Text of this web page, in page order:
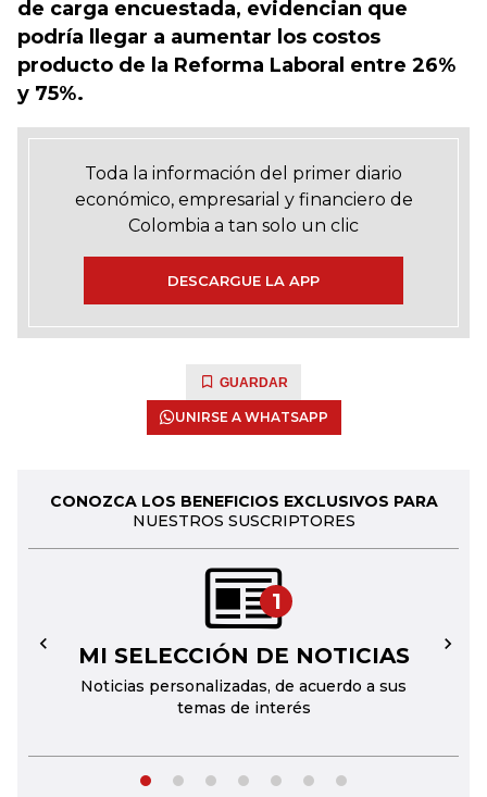
de carga encuestada, evidencian que
podría llegar a aumentar los costos
producto de la Reforma Laboral entre 26%
y 75%.
Toda la información del primer diario
económico, empresarial y financiero de
Colombia a tan solo un clic
DESCARGUE LA APP
GUARDAR
UNIRSE A WHATSAPP
CONOZCA LOS BENEFICIOS EXCLUSIVOS PARA
NUESTROS SUSCRIPTORES
1
MI SELECCIÓN DE NOTICIAS
Noticias personalizadas, de acuerdo a sus
temas de interés
← →